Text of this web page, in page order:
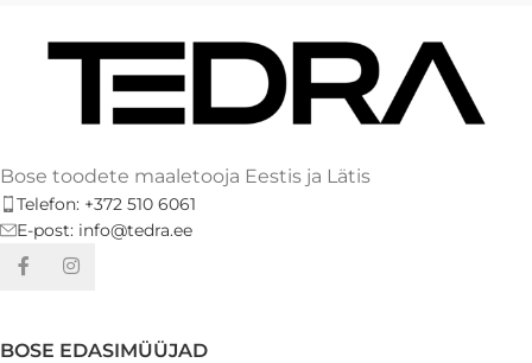
Bose toodete maaletooja Eestis ja Lätis
Telefon: +372 510 6061
E-post: info@tedra.ee
BOSE EDASIMÜÜJAD